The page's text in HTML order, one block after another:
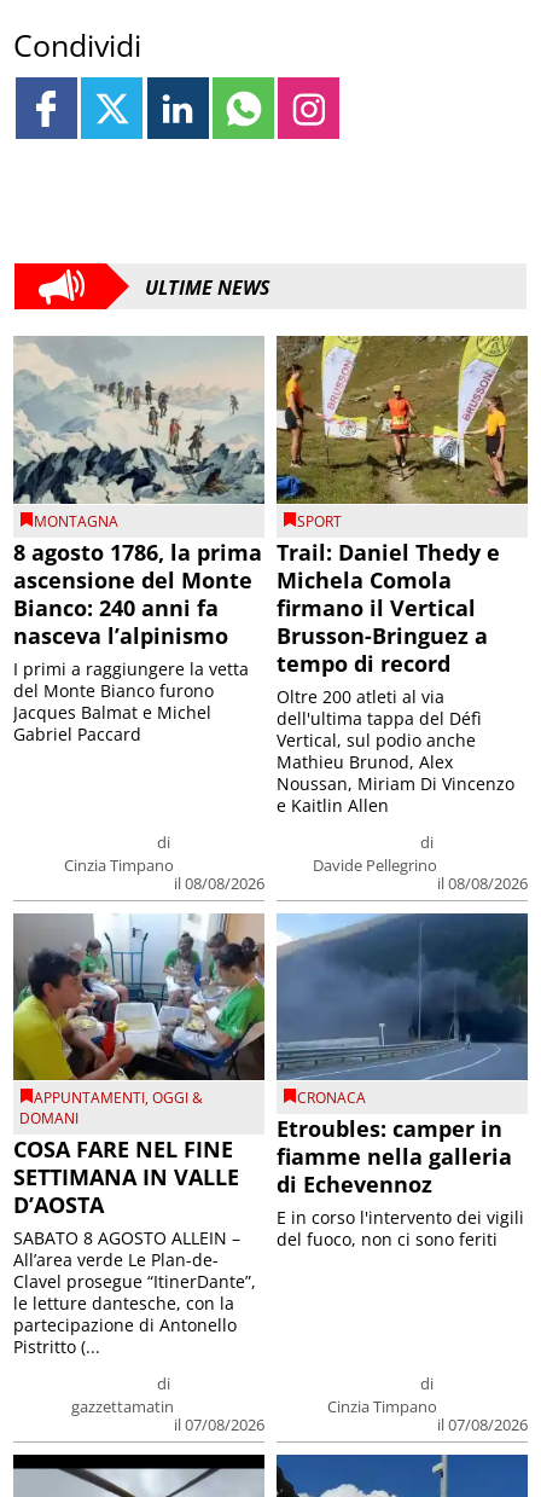
Condividi
ULTIME NEWS
MONTAGNA
8 agosto 1786, la prima
ascensione del Monte
Bianco: 240 anni fa
nasceva l’alpinismo
di
Cinzia Timpano
il 08/08/2026
I primi a raggiungere la vetta
del Monte Bianco furono
Jacques Balmat e Michel
Gabriel Paccard
SPORT
Trail: Daniel Thedy e
Michela Comola
firmano il Vertical
Brusson-Bringuez a
tempo di record
di
Davide Pellegrino
il 08/08/2026
Oltre 200 atleti al via
dell'ultima tappa del Défì
Vertical, sul podio anche
Mathieu Brunod, Alex
Noussan, Miriam Di Vincenzo
e Kaitlin Allen
APPUNTAMENTI,OGGI &
DOMANI
COSA FARE NEL FINE
SETTIMANA IN VALLE
D’AOSTA
di
gazzettamatin
il 07/08/2026
SABATO 8 AGOSTO ALLEIN –
All’area verde Le Plan-de-
Clavel prosegue “ItinerDante”,
le letture dantesche, con la
partecipazione di Antonello
Pistritto (...
CRONACA
Etroubles: camper in
fiamme nella galleria
di Echevennoz
di
Cinzia Timpano
il 07/08/2026
E in corso l'intervento dei vigili
del fuoco, non ci sono feriti